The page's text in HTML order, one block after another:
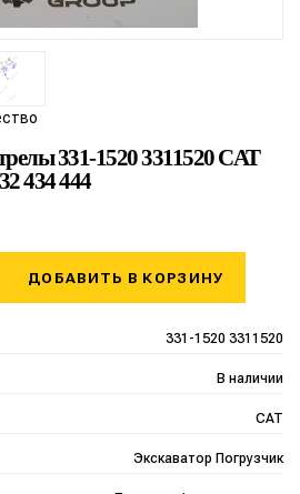
331-1520 3311520 CAT
434 444
331-1520 3311520
В наличии
CAT
Экскаватор Погрузчик
ДОБАВИТЬ В КОРЗИНУ